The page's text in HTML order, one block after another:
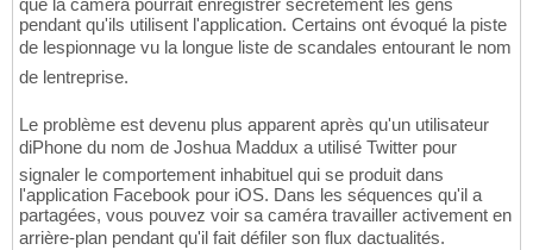
que la caméra pourrait enregistrer secrètement les gens
pendant qu'ils utilisent l'application. Certains ont évoqué la piste
de lespionnage vu la longue liste de scandales entourant le nom
de lentreprise.
Le problème est devenu plus apparent après qu'un utilisateur
diPhone du nom de Joshua Maddux a utilisé Twitter pour
signaler le comportement inhabituel qui se produit dans
l'application Facebook pour iOS. Dans les séquences qu'il a
partagées, vous pouvez voir sa caméra travailler activement en
arrière-plan pendant qu'il fait défiler son flux dactualités.